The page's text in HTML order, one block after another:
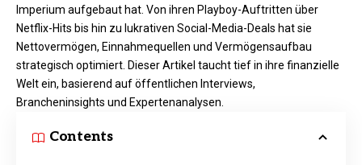
Imperium aufgebaut hat. Von ihren Playboy-Auftritten über
Netflix-Hits bis hin zu lukrativen Social-Media-Deals hat sie
Nettovermögen, Einnahmequellen und Vermögensaufbau
strategisch optimiert. Dieser Artikel taucht tief in ihre finanzielle
Welt ein, basierend auf öffentlichen Interviews,
Brancheninsights und Expertenanalysen.​
Contents